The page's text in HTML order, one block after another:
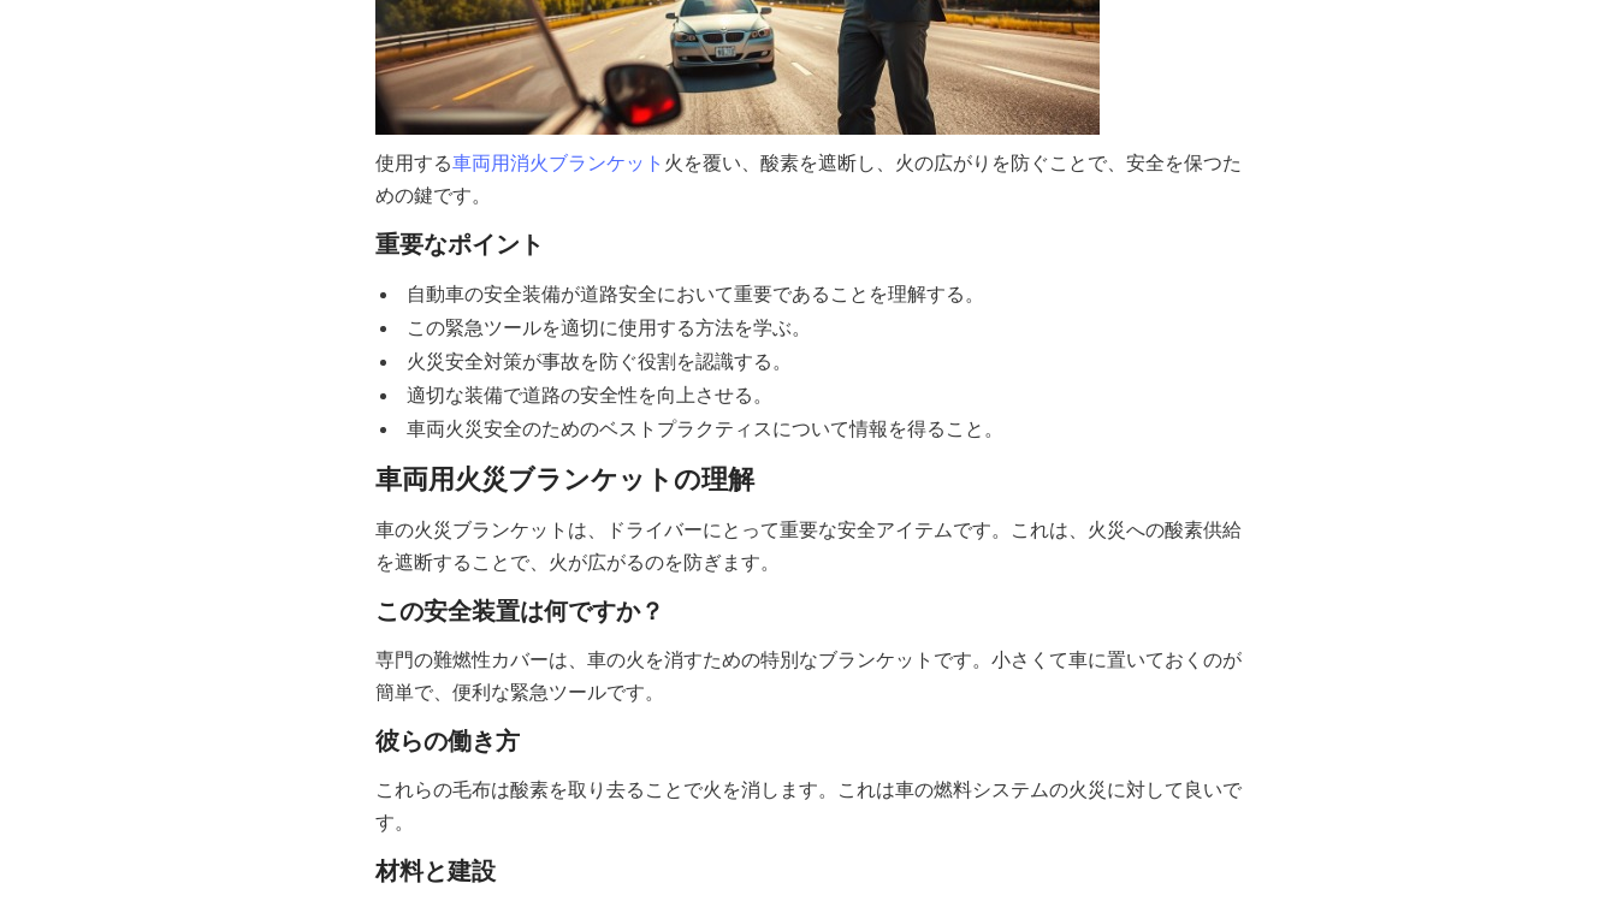
使用する車両用消火ブランケット 火を覆い、酸素を遮断し、火の広がりを防ぐことで、安全を保つた
めの鍵です。
重要なポイント
自動車の安全装備が道路安全において重要であることを理解する。
この緊急ツールを適切に使用する方法を学ぶ。
火災安全対策が事故を防ぐ役割を認識する。
適切な装備で道路の安全性を向上させる。
車両火災安全のためのベストプラクティスについて情報を得ること。
車両用火災ブランケットの理解
車の火災ブランケットは、ドライバーにとって重要な安全アイテムです。これは、火災への酸素供給
を遮断することで、火が広がるのを防ぎます。
この安全装置は何ですか？
専門の難燃性カバーは、車の火を消すための特別なブランケットです。小さくて車に置いておくのが
簡単で、便利な緊急ツールです。
彼らの働き方
これらの毛布は酸素を取り去ることで火を消します。これは車の燃料システムの火災に対して良いで
す。
材料と建設